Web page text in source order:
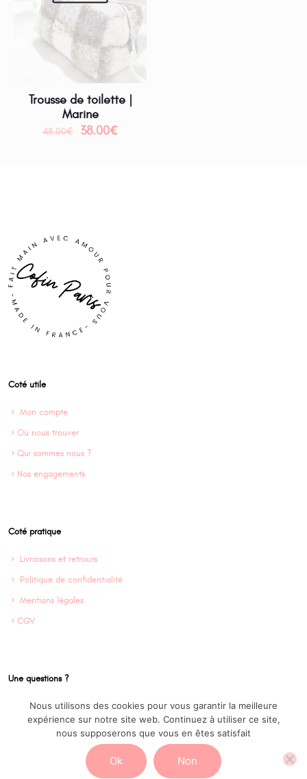
Trousse de toilette |
Marine
48.00€ 38.00€
Coté utile
Mon compte
Où nous trouver
Qui sommes nous ?
Nos engagements
Coté pratique
Livraisons et retrours
Politique de confidentialité
Mentions légales
CGV
Une questions ?
Contact
Instagram @Cofinparis
Nous utilisons des cookies pour vous garantir la meilleure
expérience sur notre site web. Continuez à utiliser ce site,
nous supposerons que vous en êtes satisfait
Ok Non